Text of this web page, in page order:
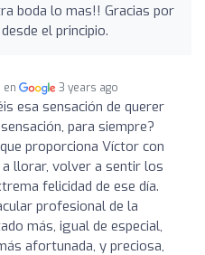
boda lo mas!! Gracias por
el principio.
en 3 years ago
esa sensación de querer
para siempre?
proporciona Víctor con
llorar, volver a sentir los
felicidad de ese día.
profesional de la
más, igual de especial,
afortunada, y preciosa,